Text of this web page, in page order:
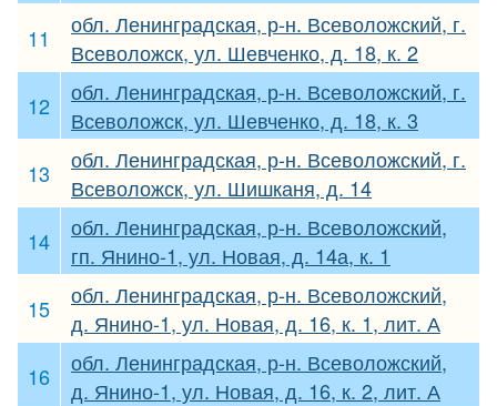
11
обл. Ленинградская, р-н. Всеволожский, г.
Всеволожск, ул. Шевченко, д. 18, к. 2
12
обл. Ленинградская, р-н. Всеволожский, г.
Всеволожск, ул. Шевченко, д. 18, к. 3
13
обл. Ленинградская, р-н. Всеволожский, г.
Всеволожск, ул. Шишканя, д. 14
14
обл. Ленинградская, р-н. Всеволожский,
гп. Янино-1, ул. Новая, д. 14а, к. 1
15
обл. Ленинградская, р-н. Всеволожский,
д. Янино-1, ул. Новая, д. 16, к. 1, лит. А
16
обл. Ленинградская, р-н. Всеволожский,
д. Янино-1, ул. Новая, д. 16, к. 2, лит. А